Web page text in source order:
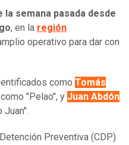
semana pasada desde
, en la región
operativo para dar con
como Tomás
"Pelao", y Juan Abdón
Juan".
Preventiva (CDP)